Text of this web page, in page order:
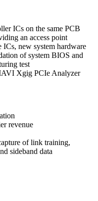
ICs on the same PCB
an access point
new system hardware
of system BIOS and
test
Xgig PCIe Analyzer
revenue
of link training,
sideband data